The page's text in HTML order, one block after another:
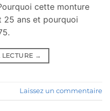
cette monture
25 ans et pourquoi
→
Laissez un commentaire